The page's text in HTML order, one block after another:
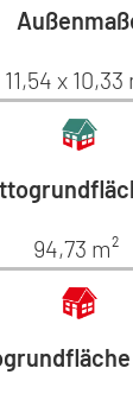
11,54 x 10,33
94,73 m²